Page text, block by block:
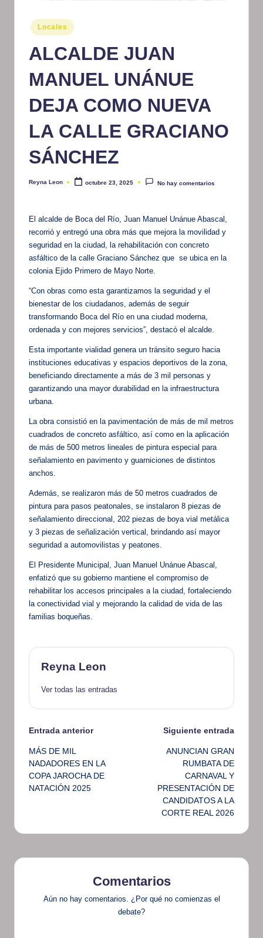
m
at
iv
o
Publicado
en
Locales
ALCALDE JUAN
MANUEL UNÁNUE
DEJA COMO NUEVA
LA CALLE GRACIANO
SÁNCHEZ
Publicado
Reyna Leon octubre 23, 2025 No hay comentarios
El alcalde de Boca del Río, Juan Manuel Unánue Abascal,
recorrió y entregó una obra más que mejora la movilidad y
seguridad en la ciudad, la rehabilitación con concreto
asfáltico de la calle Graciano Sánchez que se ubica en la
colonia Ejido Primero de Mayo Norte.
“Con obras como esta garantizamos la seguridad y el
bienestar de los ciudadanos, además de seguir
transformando Boca del Río en una ciudad moderna,
ordenada y con mejores servicios”, destacó el alcalde.
Esta importante vialidad genera un tránsito seguro hacia
instituciones educativas y espacios deportivos de la zona,
beneficiando directamente a más de 3 mil personas y
garantizando una mayor durabilidad en la infraestructura
urbana.
La obra consistió en la pavimentación de más de mil metros
cuadrados de concreto asfáltico, así como en la aplicación
de más de 500 metros lineales de pintura especial para
señalamiento en pavimento y guarniciones de distintos
anchos.
Además, se realizaron más de 50 metros cuadrados de
pintura para pasos peatonales, se instalaron 8 piezas de
señalamiento direccional, 202 piezas de boya vial metálica
y 3 piezas de señalización vertical, brindando así mayor
seguridad a automovilistas y peatones.
El Presidente Municipal, Juan Manuel Unánue Abascal,
enfatizó que su gobierno mantiene el compromiso de
rehabilitar los accesos principales a la ciudad, fortaleciendo
la conectividad vial y mejorando la calidad de vida de las
familias boqueñas.
Reyna Leon
Ver todas las entradas
Navegación
de
entradas
Entrada anterior
MÁS DE MIL
NADADORES EN LA
COPA JAROCHA DE
NATACIÓN 2025
Siguiente entrada
ANUNCIAN GRAN
RUMBATA DE
CARNAVAL Y
PRESENTACIÓN DE
CANDIDATOS A LA
CORTE REAL 2026
Comentarios
Aún no hay comentarios. ¿Por qué no comienzas el
debate?